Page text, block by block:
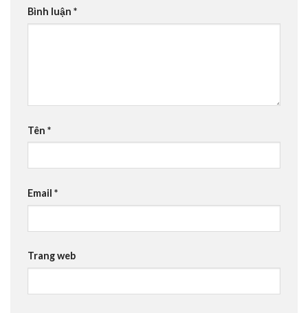
Bình luận *
Tên *
Email *
Trang web